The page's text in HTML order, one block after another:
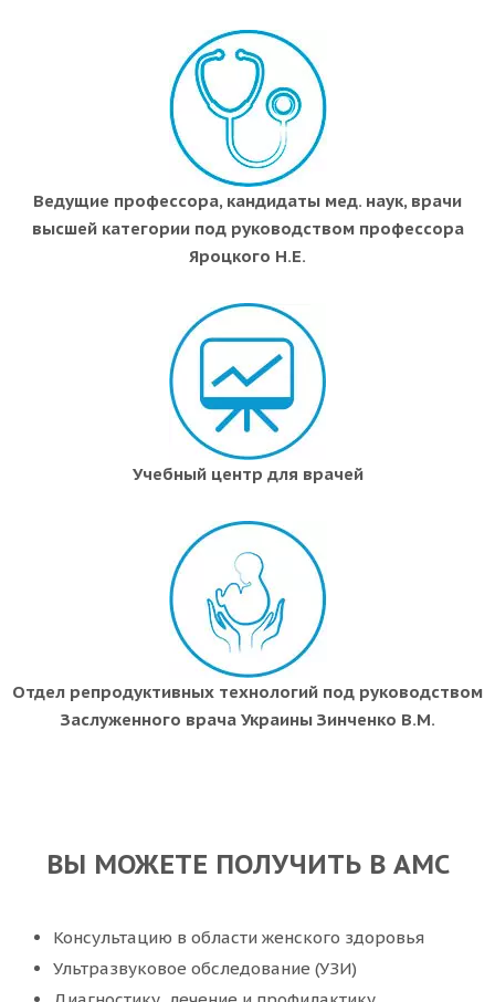
Ведущие профессора, кандидаты мед. наук, врачи
высшей категории под руководством профессора
Яроцкого Н.Е.
Учебный центр для врачей
Отдел репродуктивных технологий под руководством
Заслуженного врача Украины Зинченко В.М.
ВЫ МОЖЕТЕ ПОЛУЧИТЬ В АМС
Консультацию в области женского здоровья
Ультразвуковое обследование (УЗИ)